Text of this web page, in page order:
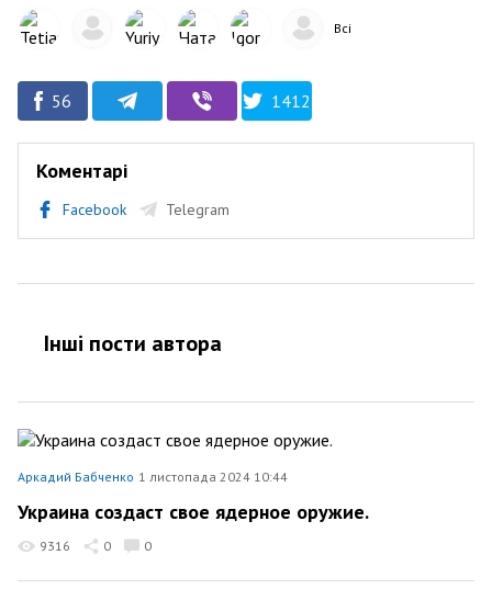
Всі
56 1412
Коментарі
Facebook Telegram
Інші пости автора
Аркадий Бабченко 1 листопада 2024 10:44
Украина создаст свое ядерное оружие.
9316 0 0